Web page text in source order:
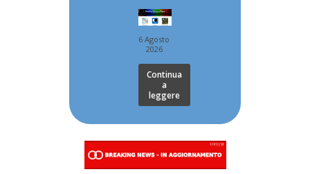
6 Agosto
2026
Continua
a
leggere